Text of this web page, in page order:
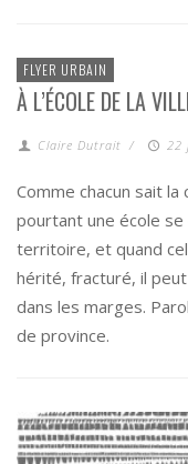
FLYER URBAIN
À L’ÉCOLE DE LA
Claire Dutrait / 22
Comme chacun sait
pourtant une école
territoire, et quand
hérité, fracturé, il
dans les marges.
de province.